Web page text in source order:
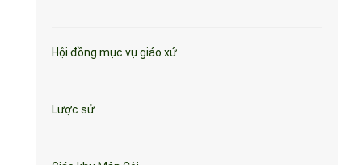
Hội đồng mục vụ giáo xứ
Lược sử